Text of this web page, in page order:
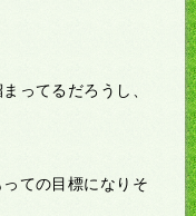
ってるだろうし、
ての目標になりそ